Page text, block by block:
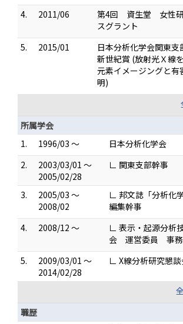
4.
2011/06
第4回 資生堂 女性研
スグラント
5.
2015/01
日本分析化学会関東支
新世紀賞 (放射光Ｘ線
元素イメージングと有
明)
所属学会
1.
1996/03 ～
日本分析化学会
2.
2003/03/01 ～
2005/02/28
∟ 関東支部幹事
3.
2005/03 ～
2008/02
∟ 邦文誌「分析化
編集幹事
4.
2008/12 ～
∟ 表示・起源分析
会 運営委員 事
5.
2009/03/01 ～
2014/02/28
∟ X線分析研究懇
職歴